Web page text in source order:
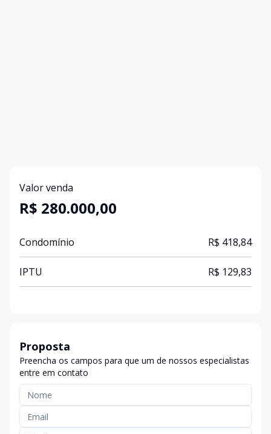
Valor venda
R$ 280.000,00
Condomínio R$ 418,84
IPTU R$ 129,83
Proposta
Preencha os campos para que um de nossos especialistas
entre em contato